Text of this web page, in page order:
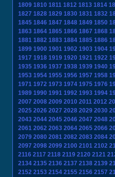
1809 1810 1811 1812 1813 1814
1827 1828 1829 1830 1831 1832
1845 1846 1847 1848 1849 1850
1863 1864 1865 1866 1867 1868
1881 1882 1883 1884 1885 1886
1899 1900 1901 1902 1903 1904
1917 1918 1919 1920 1921 1922
1935 1936 1937 1938 1939 1940
1953 1954 1955 1956 1957 1958
1971 1972 1973 1974 1975 1976
1989 1990 1991 1992 1993 1994
2007 2008 2009 2010 2011 2012
2025 2026 2027 2028 2029 2030
2043 2044 2045 2046 2047 2048
2061 2062 2063 2064 2065 2066
2079 2080 2081 2082 2083 2084
2097 2098 2099 2100 2101 2102
2116 2117 2118 2119 2120 2121
2134 2135 2136 2137 2138 2139
2152 2153 2154 2155 2156 2157